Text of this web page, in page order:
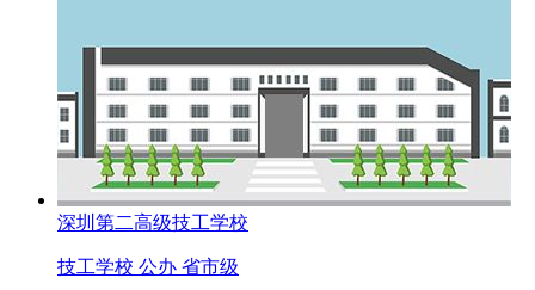
深圳第二高级技工学校
技工学校 公办 省市级